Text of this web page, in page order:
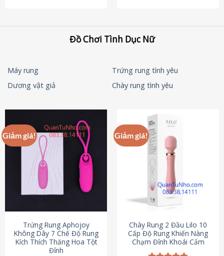
Đồ Chơi Tình Dục Nữ
Máy rung
Trứng rung tình yêu
Dương vật giả
Chày rung tình yêu
Giảm giá!
Trứng Rung Aphojoy
Không Dây 7 Chế Độ Rung
Kích Thích Thăng Hoa Tột
Đỉnh
Giảm giá!
Chày Rung 2 Đầu Lilo 10
Cấp Độ Rung Khiến Nàng
Chạm Đỉnh Khoái Cảm